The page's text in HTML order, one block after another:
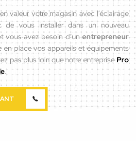
valeur votre magasin avec l’éclairage
de vous installer dans un nouveau
vous avez besoin d’unentrepreneur
en place vos appareils et équipements
pas plus loin que notre entreprise Pro
.